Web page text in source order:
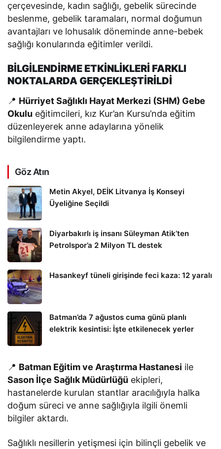
çerçevesinde, kadın sağlığı, gebelik sürecinde
beslenme, gebelik taramaları, normal doğumun
avantajları ve lohusalık döneminde anne-bebek
sağlığı konularında eğitimler verildi.
BİLGİLENDİRME ETKİNLİKLERİ FARKLI
NOKTALARDA GERÇEKLEŞTİRİLDİ
📍 Hürriyet Sağlıklı Hayat Merkezi (SHM) Gebe
Okulu eğitimcileri, kız Kur’an Kursu’nda eğitim
düzenleyerek anne adaylarına yönelik
bilgilendirme yaptı.
Göz Atın
Metin Akyel, DEİK Litvanya İş Konseyi
Üyeliğine Seçildi
Diyarbakırlı iş insanı Süleyman Atik’ten
Petrolspor’a 2 Milyon TL destek
Hasankeyf tüneli girişinde feci kaza: 12 yaralı
Batman’da 7 ağustos cuma günü planlı
elektrik kesintisi: İşte etkilenecek yerler
📍 Batman Eğitim ve Araştırma Hastanesi ile
Sason İlçe Sağlık Müdürlüğü ekipleri,
hastanelerde kurulan stantlar aracılığıyla halka
doğum süreci ve anne sağlığıyla ilgili önemli
bilgiler aktardı.
Sağlıklı nesillerin yetişmesi için bilinçli gebelik ve